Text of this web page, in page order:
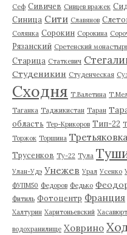
Сеф Сивичев Сивцев вражек
Синица Сити Славянов
Солянка Сорокин Сорокина
Рязанский Сретенский
Старица Статкевич
Студеникин Студенческая
Сходня Т.Валетина
Таганка Таджикистан Таран
область Тер-Крикоров Тип-22
Торжок Торшина Третьяковка
Трусенков Ту-22 Тула
Улан-Удэ Унежев Урал Усенко
ФУПМ50 Федоров Федько
Фитиль Фотоцентр Франция
Халтурин Харитоньевский Хасавюрт
водохранилище Ховрино